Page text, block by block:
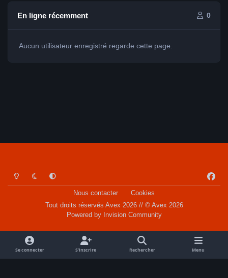
En ligne récemment 0
Aucun utilisateur enregistré regarde cette page.
Light ModeDark ModeSystem Preference
a
o
k
Nous contacter
Cookies
Tout droits réservés Avex 2026 // © Avex 2026
Powered by Invision Community
Se connecter S’inscrire Rechercher Menu